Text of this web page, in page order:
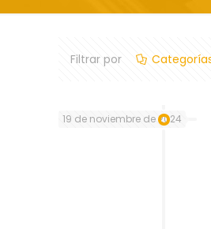
Filtrar por
19 de noviembre de 2024